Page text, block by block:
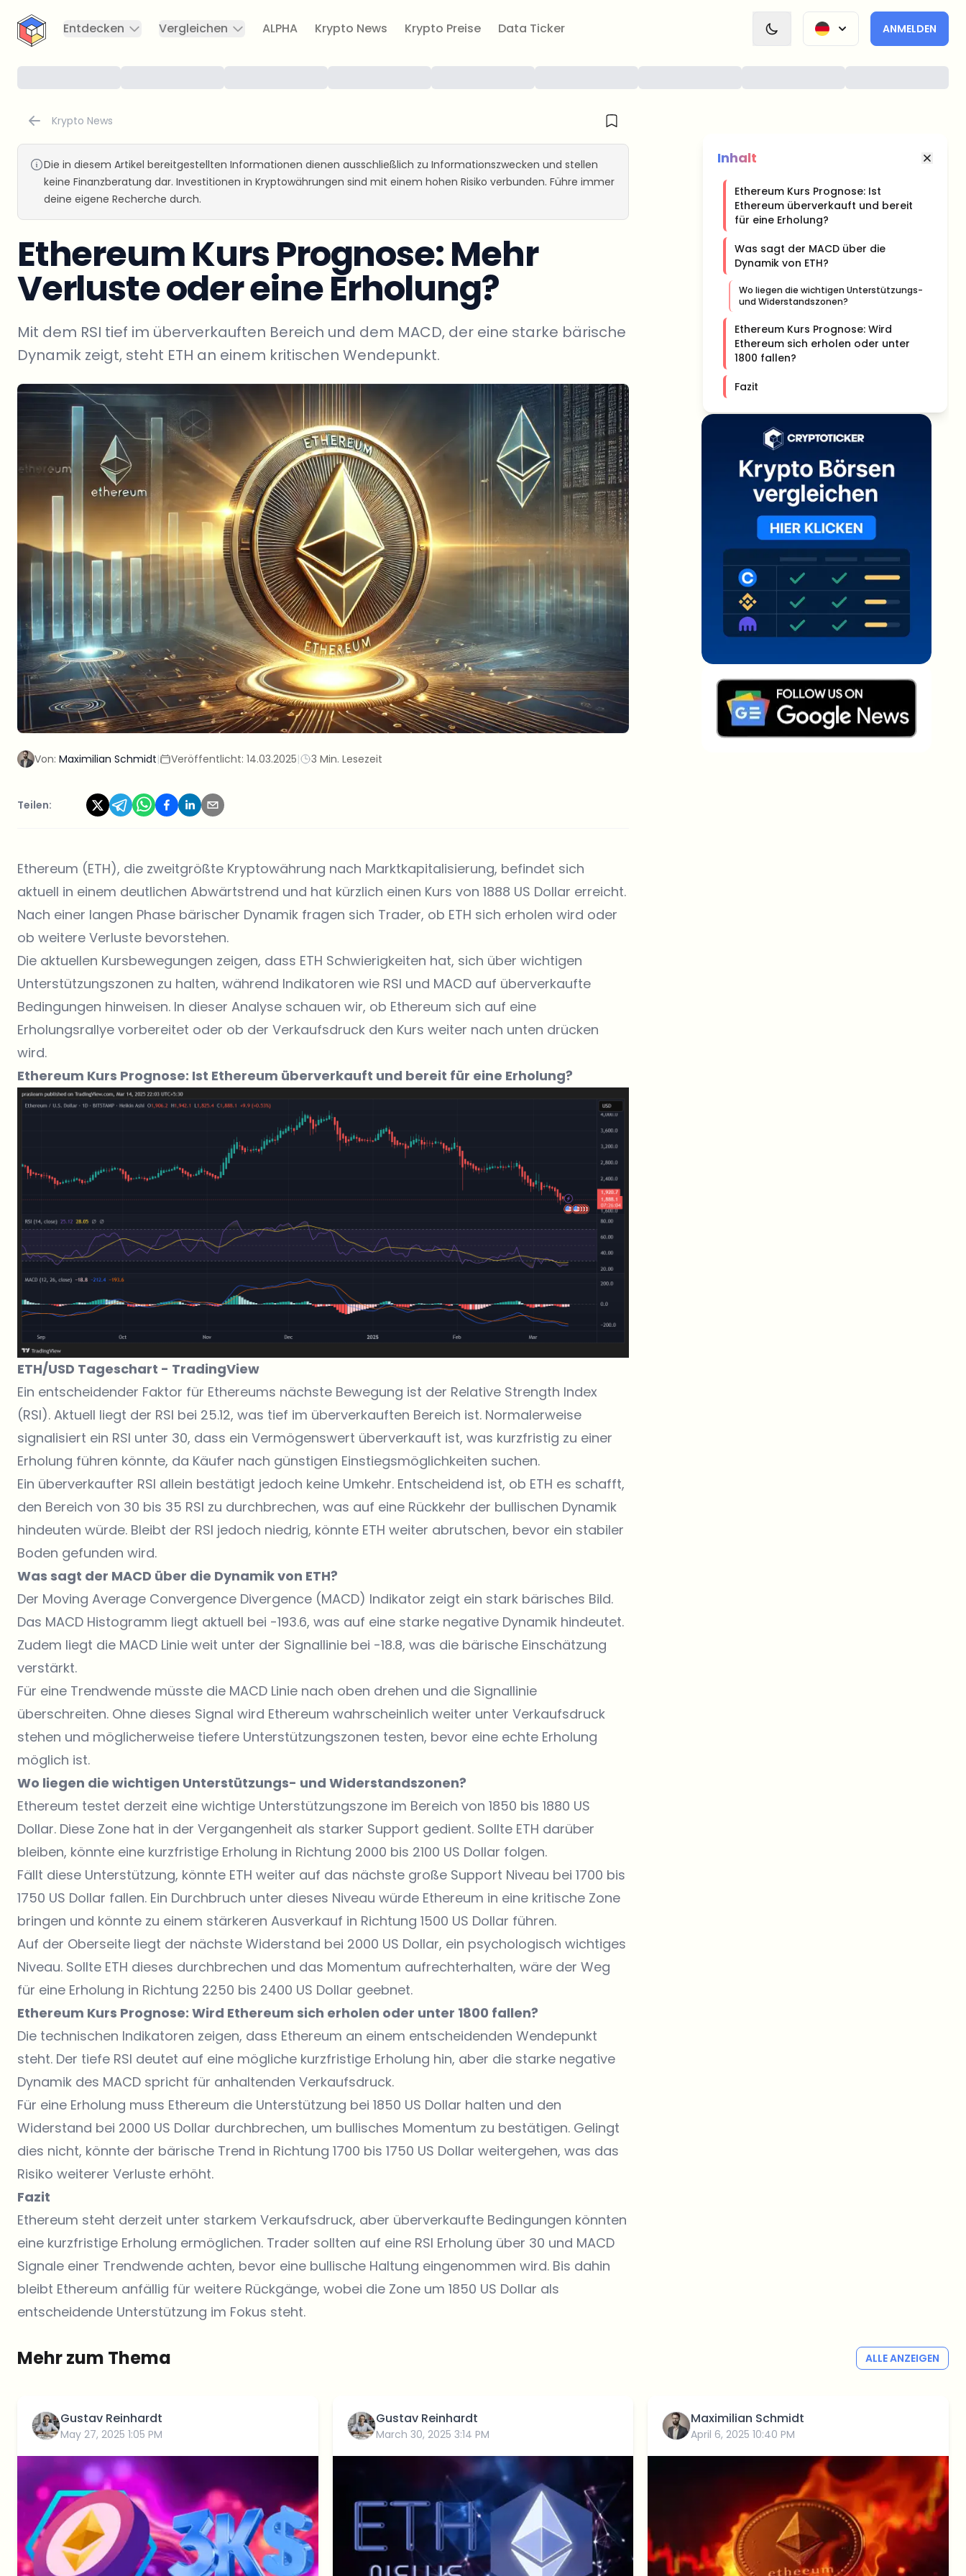
CryptoTicker
Entdecken
Vergleichen ALPHA Krypto News Krypto Preise Data Ticker ANMELDEN
Krypto News
Die in diesem Artikel bereitgestellten Informationen dienen ausschließlich zu Informationszwecken und stellen
keine Finanzberatung dar. Investitionen in Kryptowährungen sind mit einem hohen Risiko verbunden. Führe immer
deine eigene Recherche durch.
Ethereum Kurs Prognose: Mehr
Verluste oder eine Erholung?
Mit dem RSI tief im überverkauften Bereich und dem MACD, der eine starke bärische
Dynamik zeigt, steht ETH an einem kritischen Wendepunkt.
Von: Maximilian Schmidt| Veröffentlicht: 14.03.2025| 3 Min. Lesezeit
Teilen:
Inhalt
Ethereum Kurs Prognose: Ist
Ethereum überverkauft und bereit
für eine Erholung?
Was sagt der MACD über die
Dynamik von ETH?
Wo liegen die wichtigen Unterstützungs-
und Widerstandszonen?
Ethereum Kurs Prognose: Wird
Ethereum sich erholen oder unter
1800 fallen?
Fazit
Ethereum (ETH), die zweitgrößte Kryptowährung nach Marktkapitalisierung, befindet sich
aktuell in einem deutlichen Abwärtstrend und hat kürzlich einen Kurs von 1888 US Dollar erreicht.
Nach einer langen Phase bärischer Dynamik fragen sich Trader, ob ETH sich erholen wird oder
ob weitere Verluste bevorstehen.
Die aktuellen Kursbewegungen zeigen, dass ETH Schwierigkeiten hat, sich über wichtigen
Unterstützungszonen zu halten, während Indikatoren wie RSI und MACD auf überverkaufte
Bedingungen hinweisen. In dieser Analyse schauen wir, ob Ethereum sich auf eine
Erholungsrallye vorbereitet oder ob der Verkaufsdruck den Kurs weiter nach unten drücken
wird.
Ethereum Kurs Prognose: Ist Ethereum überverkauft und bereit für eine Erholung?
ETH/USD Tageschart - TradingView
Ein entscheidender Faktor für Ethereums nächste Bewegung ist der Relative Strength Index
(RSI). Aktuell liegt der RSI bei 25.12, was tief im überverkauften Bereich ist. Normalerweise
signalisiert ein RSI unter 30, dass ein Vermögenswert überverkauft ist, was kurzfristig zu einer
Erholung führen könnte, da Käufer nach günstigen Einstiegsmöglichkeiten suchen.
Ein überverkaufter RSI allein bestätigt jedoch keine Umkehr. Entscheidend ist, ob ETH es schafft,
den Bereich von 30 bis 35 RSI zu durchbrechen, was auf eine Rückkehr der bullischen Dynamik
hindeuten würde. Bleibt der RSI jedoch niedrig, könnte ETH weiter abrutschen, bevor ein stabiler
Boden gefunden wird.
Was sagt der MACD über die Dynamik von ETH?
Der Moving Average Convergence Divergence (MACD) Indikator zeigt ein stark bärisches Bild.
Das MACD Histogramm liegt aktuell bei -193.6, was auf eine starke negative Dynamik hindeutet.
Zudem liegt die MACD Linie weit unter der Signallinie bei -18.8, was die bärische Einschätzung
verstärkt.
Für eine Trendwende müsste die MACD Linie nach oben drehen und die Signallinie
überschreiten. Ohne dieses Signal wird Ethereum wahrscheinlich weiter unter Verkaufsdruck
stehen und möglicherweise tiefere Unterstützungszonen testen, bevor eine echte Erholung
möglich ist.
Wo liegen die wichtigen Unterstützungs- und Widerstandszonen?
Ethereum testet derzeit eine wichtige Unterstützungszone im Bereich von 1850 bis 1880 US
Dollar. Diese Zone hat in der Vergangenheit als starker Support gedient. Sollte ETH darüber
bleiben, könnte eine kurzfristige Erholung in Richtung 2000 bis 2100 US Dollar folgen.
Fällt diese Unterstützung, könnte ETH weiter auf das nächste große Support Niveau bei 1700 bis
1750 US Dollar fallen. Ein Durchbruch unter dieses Niveau würde Ethereum in eine kritische Zone
bringen und könnte zu einem stärkeren Ausverkauf in Richtung 1500 US Dollar führen.
Auf der Oberseite liegt der nächste Widerstand bei 2000 US Dollar, ein psychologisch wichtiges
Niveau. Sollte ETH dieses durchbrechen und das Momentum aufrechterhalten, wäre der Weg
für eine Erholung in Richtung 2250 bis 2400 US Dollar geebnet.
Ethereum Kurs Prognose: Wird Ethereum sich erholen oder unter 1800 fallen?
Die technischen Indikatoren zeigen, dass Ethereum an einem entscheidenden Wendepunkt
steht. Der tiefe RSI deutet auf eine mögliche kurzfristige Erholung hin, aber die starke negative
Dynamik des MACD spricht für anhaltenden Verkaufsdruck.
Für eine Erholung muss Ethereum die Unterstützung bei 1850 US Dollar halten und den
Widerstand bei 2000 US Dollar durchbrechen, um bullisches Momentum zu bestätigen. Gelingt
dies nicht, könnte der bärische Trend in Richtung 1700 bis 1750 US Dollar weitergehen, was das
Risiko weiterer Verluste erhöht.
Fazit
Ethereum steht derzeit unter starkem Verkaufsdruck, aber überverkaufte Bedingungen könnten
eine kurzfristige Erholung ermöglichen. Trader sollten auf eine RSI Erholung über 30 und MACD
Signale einer Trendwende achten, bevor eine bullische Haltung eingenommen wird. Bis dahin
bleibt Ethereum anfällig für weitere Rückgänge, wobei die Zone um 1850 US Dollar als
entscheidende Unterstützung im Fokus steht.
Mehr zum Thema ALLE ANZEIGEN
Gustav Reinhardt
May 27, 2025 1:05 PM
Gustav Reinhardt
March 30, 2025 3:14 PM
Maximilian Schmidt
April 6, 2025 10:40 PM